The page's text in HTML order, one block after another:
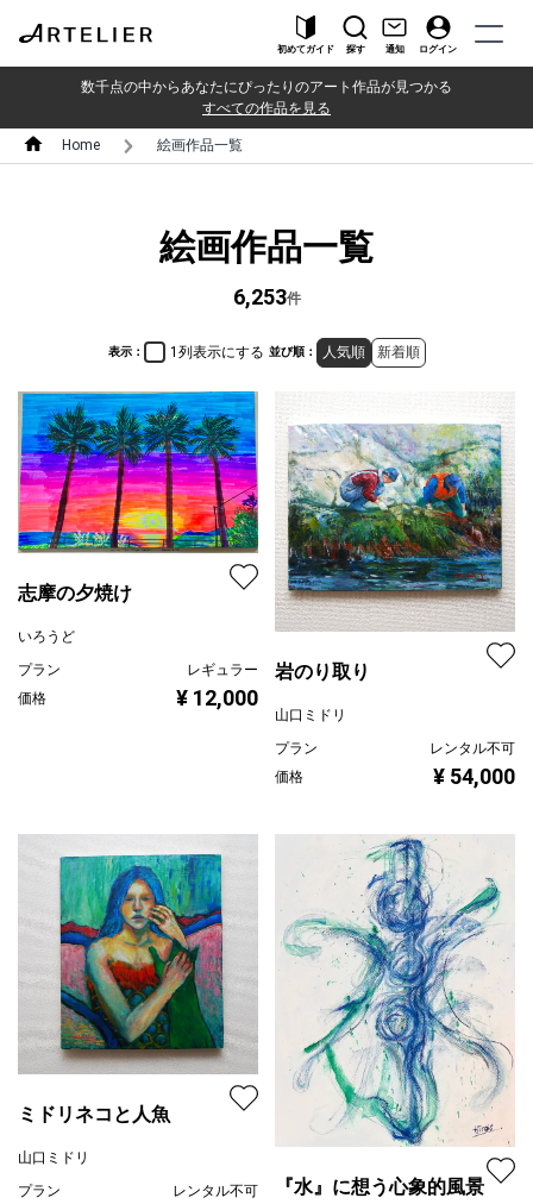
初めてガイド 探す 通知 ログイン
数千点の中からあなたにぴったりのアート作品が見つかる
すべての作品を見る
Home 絵画作品一覧
絵画作品一覧
6,253件
表示： 1列表示にする 並び順： 人気順 新着順
志摩の夕焼け
いろうど
プラン
レギュラー
価格
¥ 12,000
岩のり取り
山口ミドリ
プラン
レンタル不可
価格
¥ 54,000
ミドリネコと人魚
山口ミドリ
プラン
レンタル不可
『水』に想う心象的風景